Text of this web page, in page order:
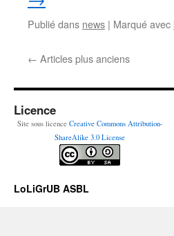
Publié dans news | Marqué avec
← Articles plus anciens
Licence
Site sous licence Creative Commons Attribution-
ShareAlike 3.0 License
LoLiGrUB ASBL